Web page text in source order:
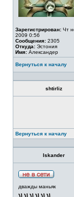
Зарегистрирован: Чт
2009 0:56
Сообщения: 2305
Откуда: Эстония
Имя: Александер
Вернуться к началу
shtirliz
Вернуться к началу
Iskander
дважды маньяк